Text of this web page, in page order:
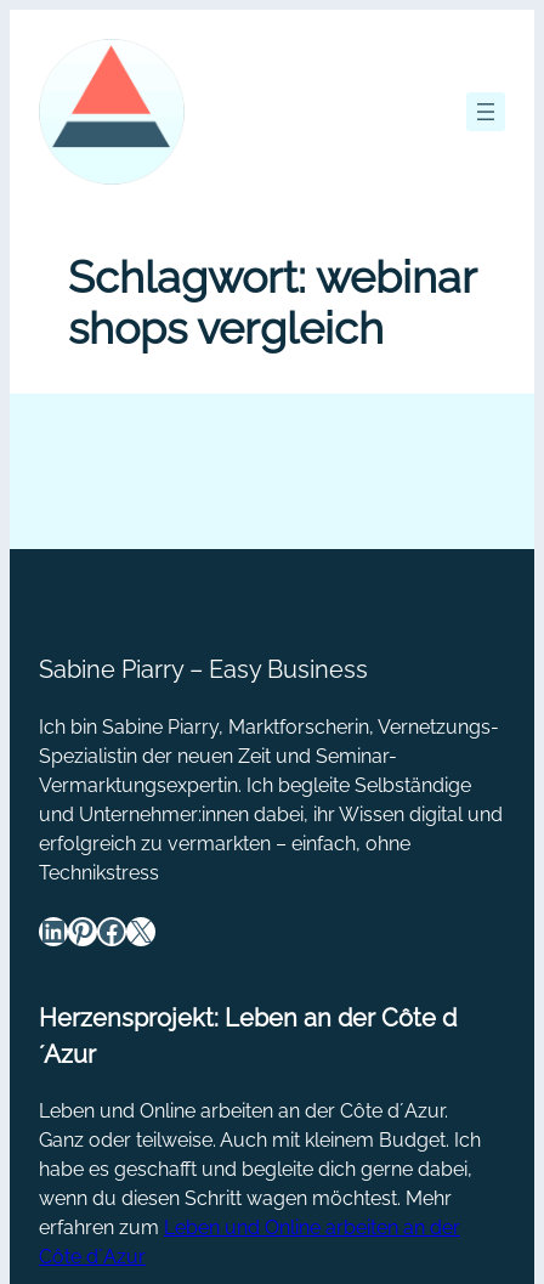
springen
Schlagwort: webinar
shops vergleich
Sabine Piarry – Easy Business
Ich bin Sabine Piarry, Marktforscherin, Vernetzungs-
Spezialistin der neuen Zeit und Seminar-
Vermarktungsexpertin. Ich begleite Selbständige
und Unternehmer:innen dabei, ihr Wissen digital und
erfolgreich zu vermarkten – einfach, ohne
Technikstress
LinkedIn Pinterest Facebook X
Herzensprojekt: Leben an der Côte d
´Azur
Leben und Online arbeiten an der Côte d´Azur.
Ganz oder teilweise. Auch mit kleinem Budget. Ich
habe es geschafft und begleite dich gerne dabei,
wenn du diesen Schritt wagen möchtest. Mehr
erfahren zum Leben und Online arbeiten an der
Côte d´Azur